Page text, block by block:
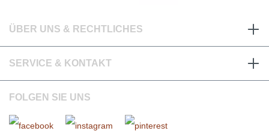
ÜBER UNS & RECHTLICHES
SERVICE & KONTAKT
FOLGEN SIE UNS